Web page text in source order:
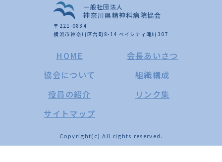
一般社団法人
神奈川県精神科病院協会
〒221-0834
横浜市神奈川区台町8-14 ベイシティ滝川307
HOME
会長あいさつ
協会について
組織構成
役員の紹介
リンク集
サイトマップ
Copyright(c) All rights reserved.